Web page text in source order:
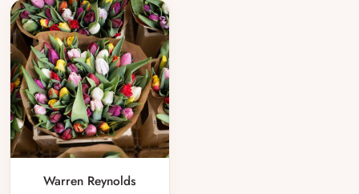
Warren Reynolds